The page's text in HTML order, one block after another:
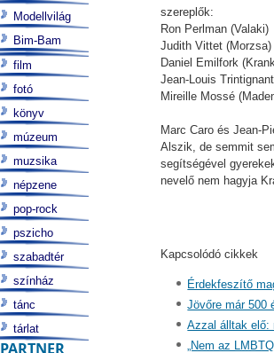
szereplők:
Ron Perlman (Valaki)
Judith Vittet (Morzsa)
Daniel Emilfork
Jean-Louis
Mireille Mossé
Marc Caro és Jean-
Alszik, de semmit
segítségével
nevelő nem hagyja
Kapcsolódó cikkek
Érdekfeszítő
Jövőre már 500
Azzal álltak elő:
„Nem az
Modellvilág
Bim-Bam
film
fotó
könyv
múzeum
muzsika
népzene
pop-rock
pszicho
szabadtér
színház
tánc
tárlat
PARTNER